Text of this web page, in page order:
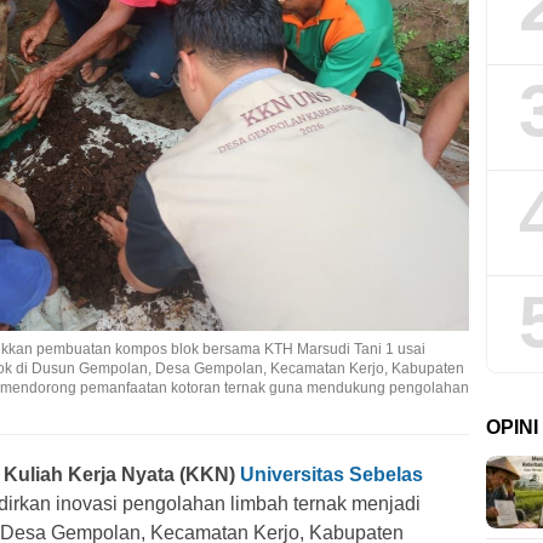
pembuatan kompos blok bersama KTH Marsudi Tani 1 usai
di Dusun Gempolan, Desa Gempolan, Kecamatan Kerjo, Kabupaten
pemanfaatan kotoran ternak guna mendukung pengolahan
Kuliah Kerja Nyata (KKN) Universitas Sebelas
inovasi pengolahan limbah ternak menjadi
Gempolan, Kecamatan Kerjo, Kabupaten